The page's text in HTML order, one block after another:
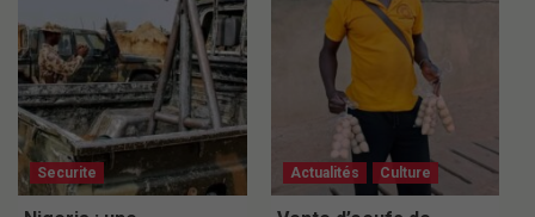
Securite Actualités Culture